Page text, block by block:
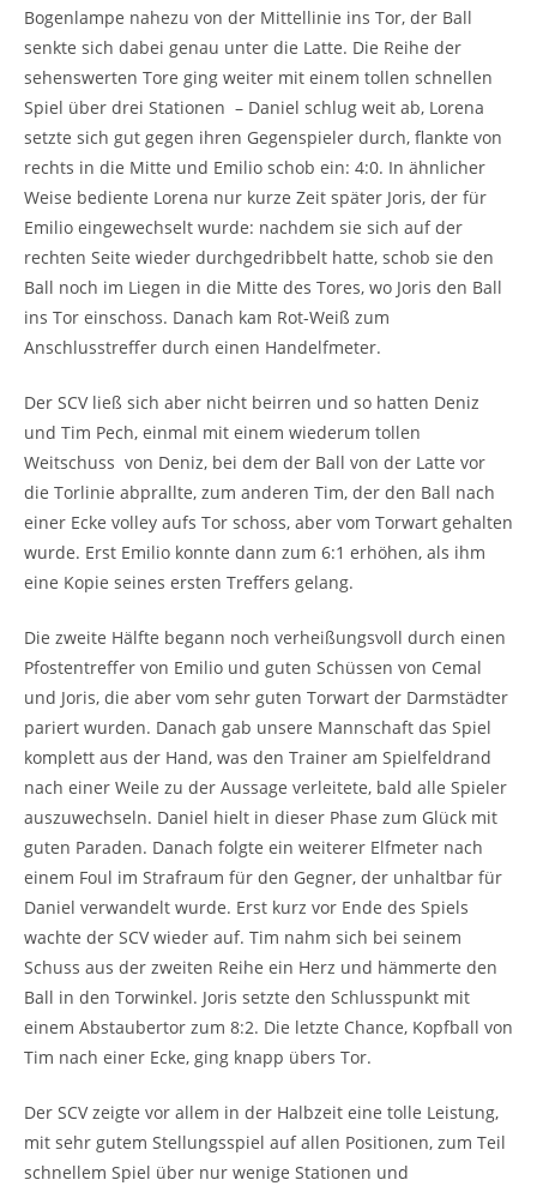
Bogenlampe nahezu von der Mittellinie ins Tor, der Ball
senkte sich dabei genau unter die Latte. Die Reihe der
sehenswerten Tore ging weiter mit einem tollen schnellen
Spiel über drei Stationen – Daniel schlug weit ab, Lorena
setzte sich gut gegen ihren Gegenspieler durch, flankte von
rechts in die Mitte und Emilio schob ein: 4:0. In ähnlicher
Weise bediente Lorena nur kurze Zeit später Joris, der für
Emilio eingewechselt wurde: nachdem sie sich auf der
rechten Seite wieder durchgedribbelt hatte, schob sie den
Ball noch im Liegen in die Mitte des Tores, wo Joris den Ball
ins Tor einschoss. Danach kam Rot-Weiß zum
Anschlusstreffer durch einen Handelfmeter.
Der SCV ließ sich aber nicht beirren und so hatten Deniz
und Tim Pech, einmal mit einem wiederum tollen
Weitschuss von Deniz, bei dem der Ball von der Latte vor
die Torlinie abprallte, zum anderen Tim, der den Ball nach
einer Ecke volley aufs Tor schoss, aber vom Torwart gehalten
wurde. Erst Emilio konnte dann zum 6:1 erhöhen, als ihm
eine Kopie seines ersten Treffers gelang.
Die zweite Hälfte begann noch verheißungsvoll durch einen
Pfostentreffer von Emilio und guten Schüssen von Cemal
und Joris, die aber vom sehr guten Torwart der Darmstädter
pariert wurden. Danach gab unsere Mannschaft das Spiel
komplett aus der Hand, was den Trainer am Spielfeldrand
nach einer Weile zu der Aussage verleitete, bald alle Spieler
auszuwechseln. Daniel hielt in dieser Phase zum Glück mit
guten Paraden. Danach folgte ein weiterer Elfmeter nach
einem Foul im Strafraum für den Gegner, der unhaltbar für
Daniel verwandelt wurde. Erst kurz vor Ende des Spiels
wachte der SCV wieder auf. Tim nahm sich bei seinem
Schuss aus der zweiten Reihe ein Herz und hämmerte den
Ball in den Torwinkel. Joris setzte den Schlusspunkt mit
einem Abstaubertor zum 8:2. Die letzte Chance, Kopfball von
Tim nach einer Ecke, ging knapp übers Tor.
Der SCV zeigte vor allem in der Halbzeit eine tolle Leistung,
mit sehr gutem Stellungsspiel auf allen Positionen, zum Teil
schnellem Spiel über nur wenige Stationen und